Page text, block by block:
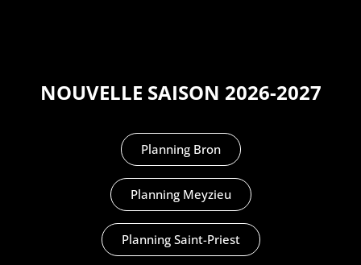
NOUVELLE SAISON 2026-2027
Planning Bron
Planning Meyzieu
Planning Saint-Priest